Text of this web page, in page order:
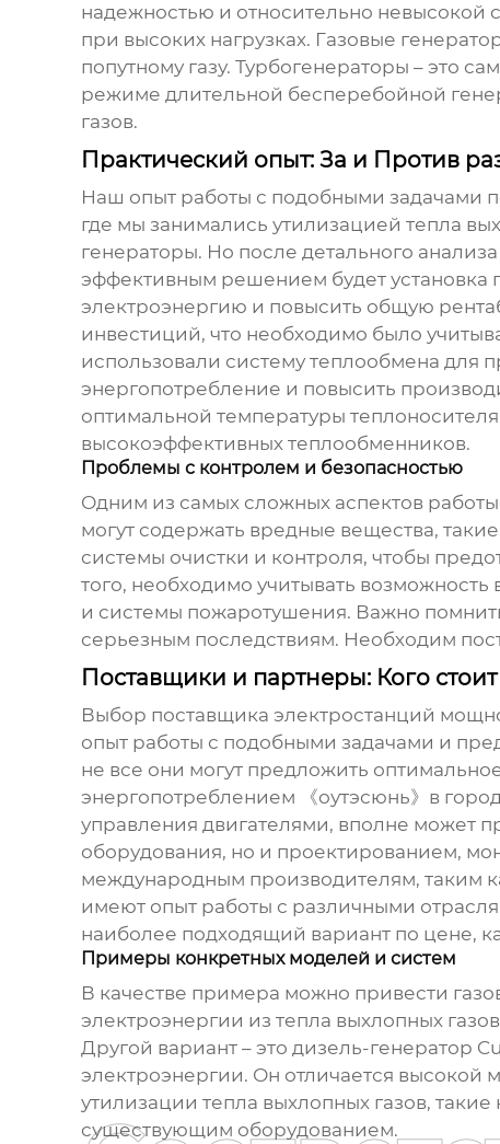
надежностью и относительно невысокой
при высоких нагрузках. Газовые
попутному газу. Турбогенераторы – это
режиме длительной бесперебойной
газов.
Практический опыт: За и Против
Наш опыт работы с подобными задачами
где мы занимались утилизацией тепла
генераторы. Но после детального
эффективным решением будет установка
электроэнергию и повысить общую
инвестиций, что необходимо было
использовали систему теплообмена для
энергопотребление и повысить
оптимальной температуры
высокоэффективных теплообменников.
Проблемы с контролем и безопасностью
Одним из самых сложных аспектов
могут содержать вредные вещества,
системы очистки и контроля, чтобы
того, необходимо учитывать
и системы пожаротушения. Важно
серьезным последствиям. Необходим
Поставщики и партнеры: Кого стоит
Выбор поставщика электростанций
опыт работы с подобными задачами и
не все они могут предложить
энергопотреблением 《оутэсюнь》в
управления двигателями, вполне может
оборудования, но и проектированием,
международным производителям, таким
имеют опыт работы с различными
наиболее подходящий вариант по цене,
Примеры конкретных моделей и систем
В качестве примера можно привести
электроэнергии из тепла выхлопных
Другой вариант – это дизель-генератор
электроэнергии. Он отличается
утилизации тепла выхлопных газов,
существующим оборудованием.